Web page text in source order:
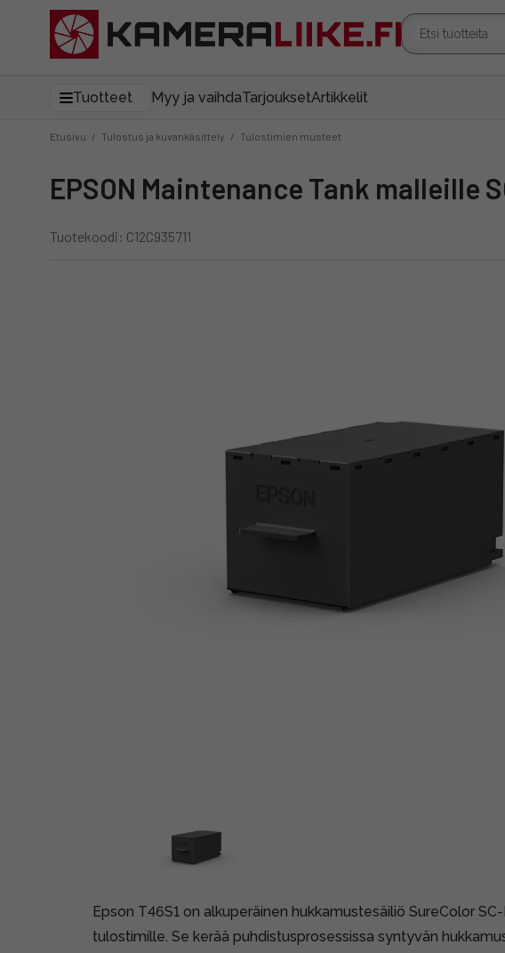
Tuotteet Myy ja vaihdaTarjouksetArtikkelit
Etusivu / Tulostus ja kuvankäsittely / Tulostimien musteet
EPSON Maintenance Tank malleille
Tuotekoodi: C12C935711
Epson T46S1 on alkuperäinen hukkamustesäiliö SureColor
tulostimille. Se kerää puhdistusprosessissa syntyvän